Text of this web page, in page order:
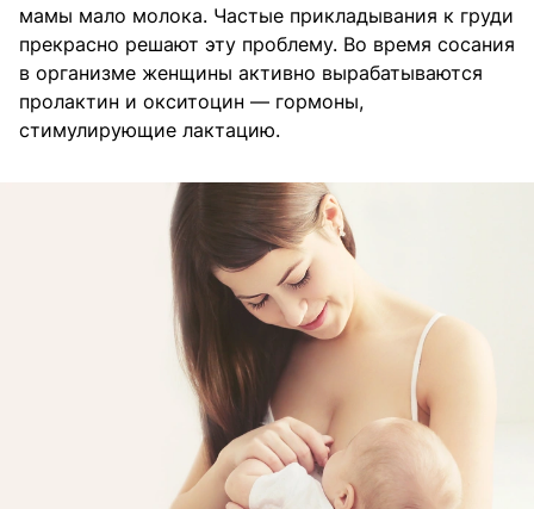
мамы мало молока. Частые прикладывания к груди
прекрасно решают эту проблему. Во время сосания
в организме женщины активно вырабатываются
пролактин и окситоцин — гормоны,
стимулирующие лактацию.